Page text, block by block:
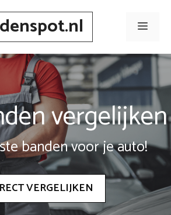
Menu
vergelijken
banden voor je auto!
VERGELIJKEN